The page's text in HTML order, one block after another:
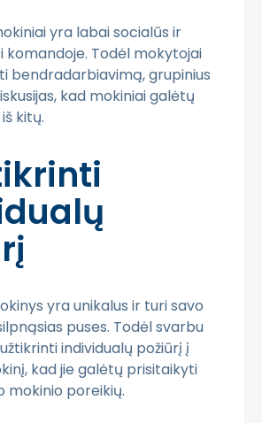
yra labai socialūs ir
Todėl mokytojai
bendradarbiavimą, grupinius
kad mokiniai galėtų
kitų.
yra unikalus ir turi savo
puses. Todėl svarbu
individualų požiūrį į
kad jie galėtų prisitaikyti
mokinio poreikių.